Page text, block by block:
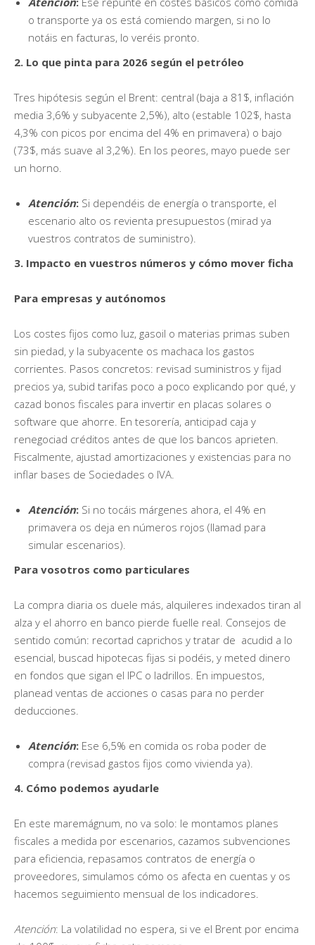
o transporte ya os está comiendo margen, si no lo
notáis en facturas, lo veréis pronto.
2. Lo que pinta para 2026 según el petróleo
Tres hipótesis según el Brent: central (baja a 81$, inflación
media 3,6% y subyacente 2,5%), alto (estable 102$, hasta
4,3% con picos por encima del 4% en primavera) o bajo
(73$, más suave al 3,2%). En los peores, mayo puede ser
un horno.
Atención: Si dependéis de energía o transporte, el
escenario alto os revienta presupuestos (mirad ya
vuestros contratos de suministro).
3. Impacto en vuestros números y cómo mover ficha
Para empresas y autónomos
Los costes fijos como luz, gasoil o materias primas suben
sin piedad, y la subyacente os machaca los gastos
corrientes. Pasos concretos: revisad suministros y fijad
precios ya, subid tarifas poco a poco explicando por qué, y
cazad bonos fiscales para invertir en placas solares o
software que ahorre. En tesorería, anticipad caja y
renegociad créditos antes de que los bancos aprieten.
Fiscalmente, ajustad amortizaciones y existencias para no
inflar bases de Sociedades o IVA.
Atención: Si no tocáis márgenes ahora, el 4% en
primavera os deja en números rojos (llamad para
simular escenarios).
Para vosotros como particulares
La compra diaria os duele más, alquileres indexados tiran al
alza y el ahorro en banco pierde fuelle real. Consejos de
sentido común: recortad caprichos y tratar de acudid a lo
esencial, buscad hipotecas fijas si podéis, y meted dinero
en fondos que sigan el IPC o ladrillos. En impuestos,
planead ventas de acciones o casas para no perder
deducciones.
Atención: Ese 6,5% en comida os roba poder de
compra (revisad gastos fijos como vivienda ya).
4. Cómo podemos ayudarle
En este maremágnum, no va solo: le montamos planes
fiscales a medida por escenarios, cazamos subvenciones
para eficiencia, repasamos contratos de energía o
proveedores, simulamos cómo os afecta en cuentas y os
hacemos seguimiento mensual de los indicadores.
Atención: La volatilidad no espera, si ve el Brent por encima